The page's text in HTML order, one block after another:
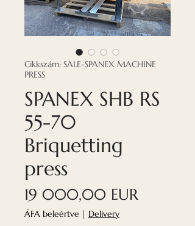
Cikkszám: SALE-SPANEX MACHINE
PRESS
SPANEX SHB RS
55-70
Briquetting
press
19 000,00 EURÁr
ÁFA beleértve | Delivery